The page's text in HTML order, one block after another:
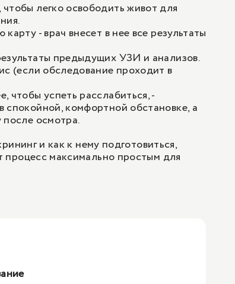
легко освободить живот для
- врач внесет в нее все результаты
предыдущих УЗИ и анализов.
(если обследование проходит в
чтобы успеть расслабиться, -
спокойной, комфортной обстановке, а
после осмотра.
и как к нему подготовиться,
процесс максимально простым для